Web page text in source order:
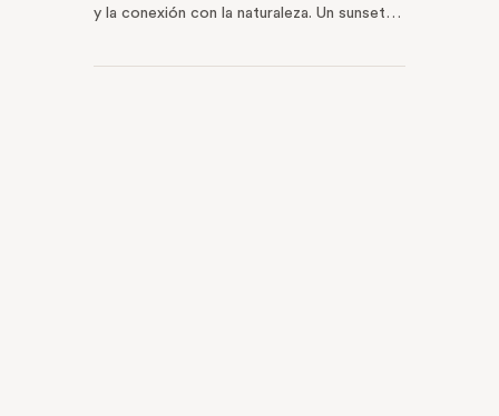
y la conexión con la naturaleza. Un sunset…